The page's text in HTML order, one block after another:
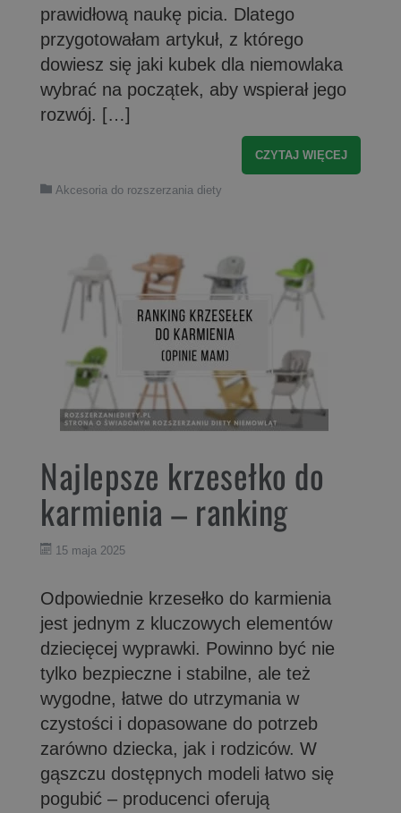
prawidłową naukę picia. Dlatego
przygotowałam artykuł, z którego
dowiesz się jaki kubek dla niemowlaka
wybrać na początek, aby wspierał jego
rozwój. […]
CZYTAJ WIĘCEJ
Akcesoria do rozszerzania diety
Najlepsze krzesełko do
karmienia – ranking
15 maja 2025
Odpowiednie krzesełko do karmienia
jest jednym z kluczowych elementów
dziecięcej wyprawki. Powinno być nie
tylko bezpieczne i stabilne, ale też
wygodne, łatwe do utrzymania w
czystości i dopasowane do potrzeb
zarówno dziecka, jak i rodziców. W
gąszczu dostępnych modeli łatwo się
pogubić – producenci oferują